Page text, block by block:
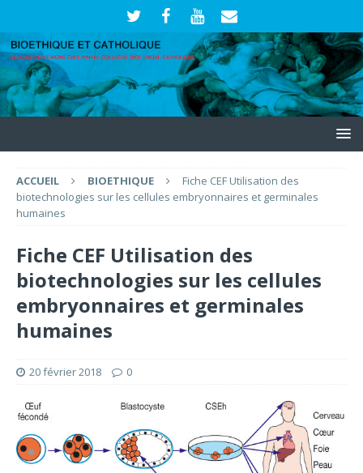
ACCUEIL BIOETHIQUE
Fiche CEF Utilisation des
biotechnologies sur les cellules embryonnaires et germinales
humaines
Fiche CEF Utilisation des
biotechnologies sur les cellules
embryonnaires et germinales
humaines
20 février 2018 0